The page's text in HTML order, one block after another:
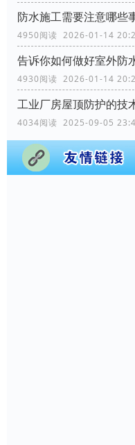
防水施工需要注意哪些
4950阅读 2026-01-14
告诉你如何做好室外防
4930阅读 2026-01-14
4034阅读 2025-09-05